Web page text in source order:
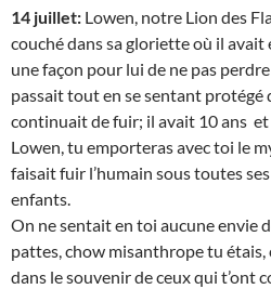
14 juillet: Lowen, notre Lion des
couché dans sa gloriette où il
une façon pour lui de ne pas
passait tout en se sentant protégé
continuait de fuir; il avait 10 ans et
Lowen, tu emporteras avec toi le
faisait fuir l’humain sous toutes
enfants.
On ne sentait en toi aucune envie
pattes, chow misanthrope tu
dans le souvenir de ceux qui t’ont